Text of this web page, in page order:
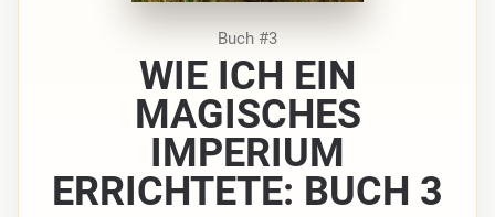
Buch #3
WIE ICH EIN
MAGISCHES
IMPERIUM
ERRICHTETE: BUCH 3